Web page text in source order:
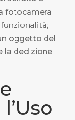
fotocamera
oggetto del
la dedizione